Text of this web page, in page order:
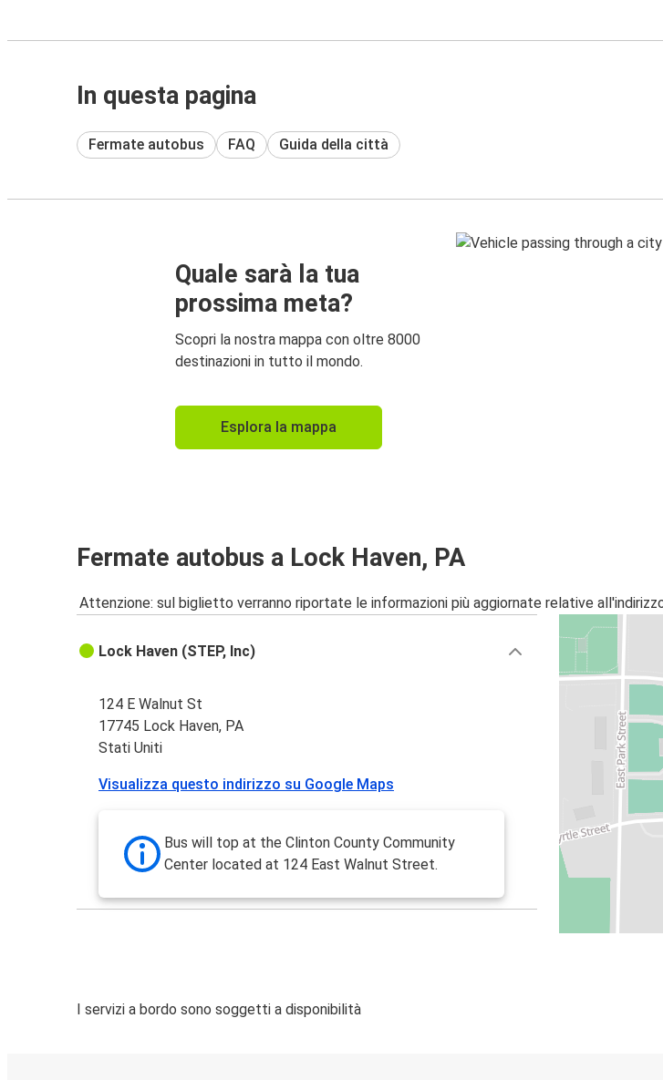
In questa pagina
Fermate autobus FAQ Guida della città
Quale sarà la tua
prossima meta?
Scopri la nostra mappa con oltre 8000
destinazioni in tutto il mondo.
Esplora la mappa
Fermate autobus a Lock Haven, PA
Attenzione: sul biglietto verranno riportate le informazioni più aggiornate relative
Lock Haven (STEP, Inc)
124 E Walnut St
17745 Lock Haven, PA
Stati Uniti
Visualizza questo indirizzo su Google Maps
Bus will top at the Clinton County Community
Center located at 124 East Walnut Street.
I servizi a bordo sono soggetti a disponibilità